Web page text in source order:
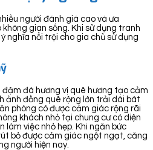
người đánh giá cao và ưa
gian sống. Khi sử dụng tranh
nghĩa nổi trội cho gia chủ sử dụng
đậm đà hương vị quê hương tạo cảm
ảnh đồng quê rộng lớn trải dài bát
phòng có được cảm giác rộng rãi
khách nhỏ tại chung cư có diện
làm việc nhỏ hẹp. Khi ngăn bức
bỏ được cảm giác ngột ngạt, căng
người hiện nay.